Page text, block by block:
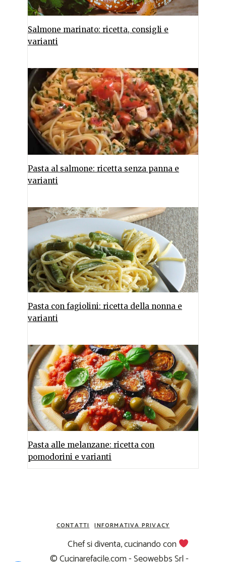
Salmone marinato: ricetta, consigli e
varianti
Pasta al salmone: ricetta senza panna e
varianti
Pasta con fagiolini: ricetta della nonna e
varianti
Pasta alle melanzane: ricetta con
pomodorini e varianti
CONTATTI INFORMATIVA PRIVACY
Chef si diventa, cucinando con